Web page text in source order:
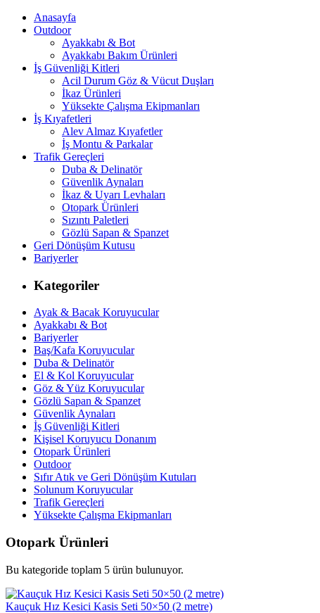
Anasayfa
Outdoor
Ayakkabı & Bot
Ayakkabı Bakım Ürünleri
İş Güvenliği Kitleri
Acil Durum Göz & Vücut Duşları
İkaz Ürünleri
Yüksekte Çalışma Ekipmanları
İş Kıyafetleri
Alev Almaz Kıyafetler
İş Montu & Parkalar
Trafik Gereçleri
Duba & Delinatör
Güvenlik Aynaları
İkaz & Uyarı Levhaları
Otopark Ürünleri
Sızıntı Paletleri
Gözlü Sapan & Spanzet
Geri Dönüşüm Kutusu
Bariyerler
Kategoriler
Ayak & Bacak Koruyucular
Ayakkabı & Bot
Bariyerler
Baş/Kafa Koruyucular
Duba & Delinatör
El & Kol Koruyucular
Göz & Yüz Koruyucular
Gözlü Sapan & Spanzet
Güvenlik Aynaları
İş Güvenliği Kitleri
Kişisel Koruyucu Donanım
Otopark Ürünleri
Outdoor
Sıfır Atık ve Geri Dönüşüm Kutuları
Solunum Koruyucular
Trafik Gereçleri
Yüksekte Çalışma Ekipmanları
Otopark Ürünleri
Bu kategoride toplam 5 ürün bulunuyor.
Kauçuk Hız Kesici Kasis Seti 50×50 (2 metre)